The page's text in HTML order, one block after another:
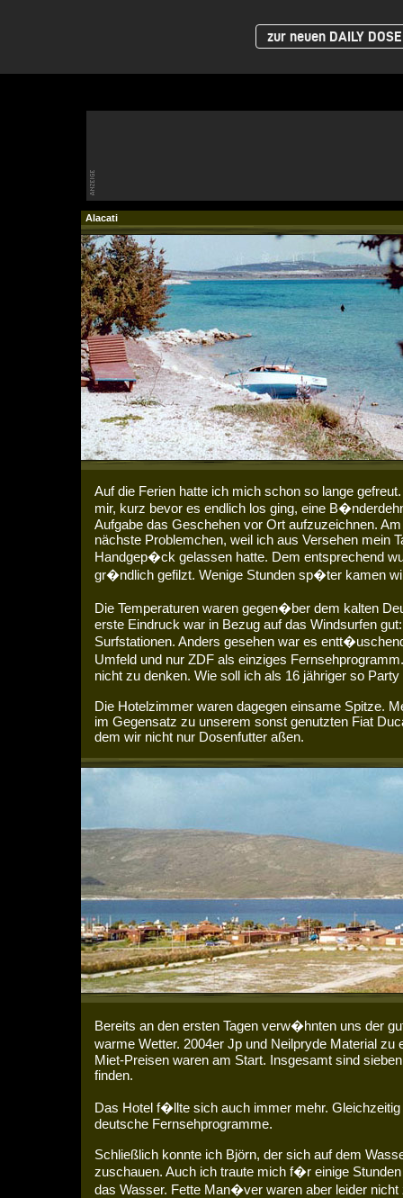
zur neuen DAILY
Alacati
Auf die Ferien hatte ich mich schon so lange
mir, kurz bevor es endlich los ging, eine
Aufgabe das Geschehen vor Ort aufzuzeichnen.
nächste Problemchen, weil ich aus Versehen mein
Handgep�ck gelassen hatte. Dem entsprechend
gr�ndlich gefilzt. Wenige Stunden sp�ter kamen
Die Temperaturen waren gegen�ber dem kalten
erste Eindruck war in Bezug auf das Windsurfen
Surfstationen. Anders gesehen war es
Umfeld und nur ZDF als einziges
nicht zu denken. Wie soll ich als 16 jähriger so
Die Hotelzimmer waren dagegen einsame Spitze.
im Gegensatz zu unserem sonst genutzten Fiat
dem wir nicht nur Dosenfutter aßen.
Bereits an den ersten Tagen verw�hnten uns der
warme Wetter. 2004er Jp und Neilpryde Material
Miet-Preisen waren am Start. Insgesamt sind
finden.
Das Hotel f�llte sich auch immer mehr.
deutsche Fernsehprogramme.
Schließlich konnte ich Björn, der sich auf dem
zuschauen. Auch ich traute mich f�r einige
das Wasser. Fette Man�ver waren aber leider nicht